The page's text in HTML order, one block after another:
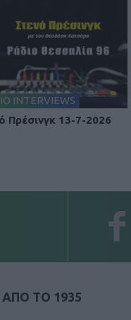
INTERVIEWS
Πρέσινγκ 13-7-2026
ΑΠΟ ΤΟ 1935